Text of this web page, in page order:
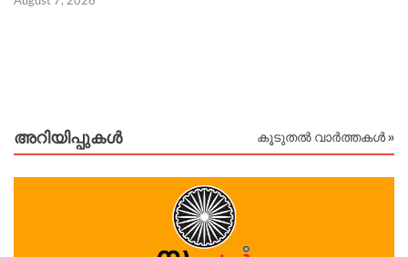
അറിയിപ്പുകള്‍ കൂടുതൽ വാർത്തകൾ »